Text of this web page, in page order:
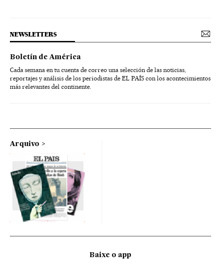
NEWSLETTERS
Boletín de América
Cada semana en tu cuenta de correo una selección de las noticias,
reportajes y análisis de los periodistas de EL PAÍS con los acontecimientos
más relevantes del continente.
Arquivo
Baixe o app